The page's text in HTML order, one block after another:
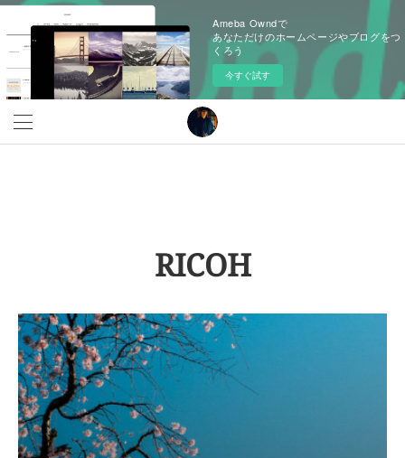
Ameba Owndで
あなただけのホームページやブログをつ
くろう
今すぐ試す
RICOH